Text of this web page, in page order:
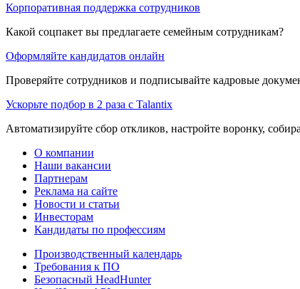
Корпоративная поддержка сотрудников
Какой соцпакет вы предлагаете семейным сотрудникам?
Оформляйте кандидатов онлайн
Проверяйте сотрудников и подписывайте кадровые
Ускорьте подбор в 2 раза с Talantix
Автоматизируйте сбор откликов, настройте воронку,
О компании
Наши вакансии
Партнерам
Реклама на сайте
Новости и статьи
Инвесторам
Кандидаты по профессиям
Производственный календарь
Требования к ПО
Безопасный HeadHunter